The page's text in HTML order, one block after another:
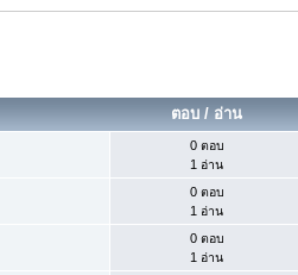
ตอบ/ อ่าน
0 ตอบ
1 อ่าน
0 ตอบ
1 อ่าน
0 ตอบ
1 อ่าน